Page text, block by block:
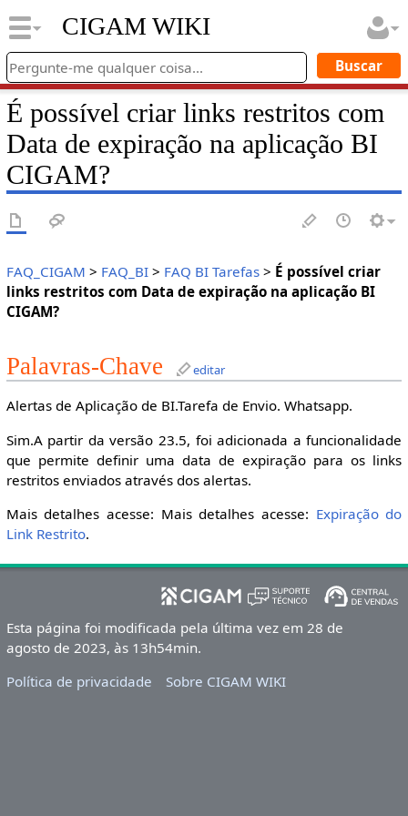
CIGAM WIKI
É possível criar links restritos com
Data de expiração na aplicação BI
CIGAM?
FAQ_CIGAM > FAQ_BI> FAQ BI Tarefas> É possível criar
links restritos com Data de expiração na aplicação BI
CIGAM?
Palavras-Chave editar
Alertas de Aplicação de BI.Tarefa de Envio. Whatsapp.
Sim.A partir da versão 23.5, foi adicionada a funcionalidade
que permite definir uma data de expiração para os links
restritos enviados através dos alertas.
Mais detalhes acesse: Mais detalhes acesse: Expiração do
Link Restrito.
Esta página foi modificada pela última vez em 28 de
agosto de 2023, às 13h54min.
Política de privacidade
Sobre CIGAM WIKI